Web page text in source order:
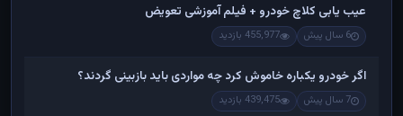
عیب یابی کلاچ خودرو + فیلم آموزشی تعویض
6 سال پیش 455,977 بازدید
اگر خودرو یکباره خاموش کرد چه مواردی باید بازبینی گردند؟
7 سال پیش 439,475 بازدید